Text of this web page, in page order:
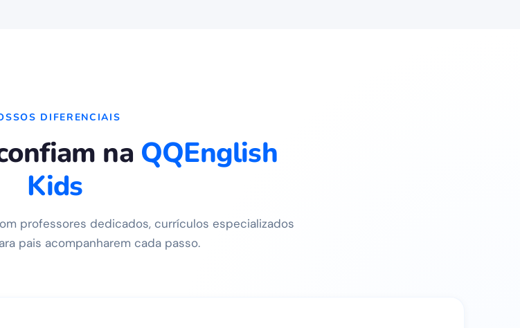
DIFERENCIAIS
na QQEnglish
Kids
professores dedicados, currículos especializados
pais acompanharem cada passo.